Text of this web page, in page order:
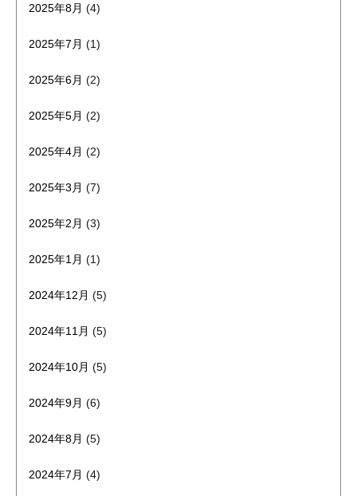
2025年8月 (4)
2025年7月 (1)
2025年6月 (2)
2025年5月 (2)
2025年4月 (2)
2025年3月 (7)
2025年2月 (3)
2025年1月 (1)
2024年12月 (5)
2024年11月 (5)
2024年10月 (5)
2024年9月 (6)
2024年8月 (5)
2024年7月 (4)